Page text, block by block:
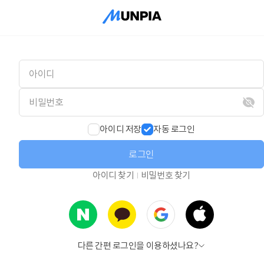
아이디 저장 자동 로그인
로그인
아이디 찾기 비밀번호 찾기
다른 간편 로그인을 이용하셨나요?